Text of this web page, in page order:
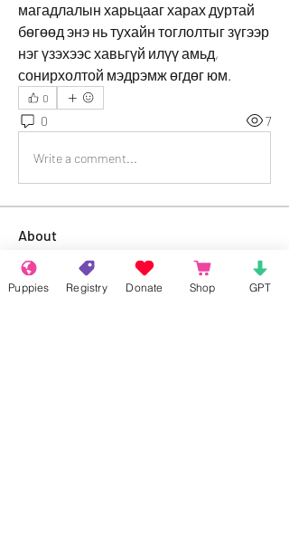
магадлалын харьцааг харах дуртай
бөгөөд энэ нь тухайн тоглолтыг зүгээр
нэг үзэхээс хавьгүй илүү амьд,
сонирхолтой мэдрэмж өгдөг юм.
0
0 7
Write a comment...
About
other members, get updates and share
media.
Puppies Registry Donate Shop GPT